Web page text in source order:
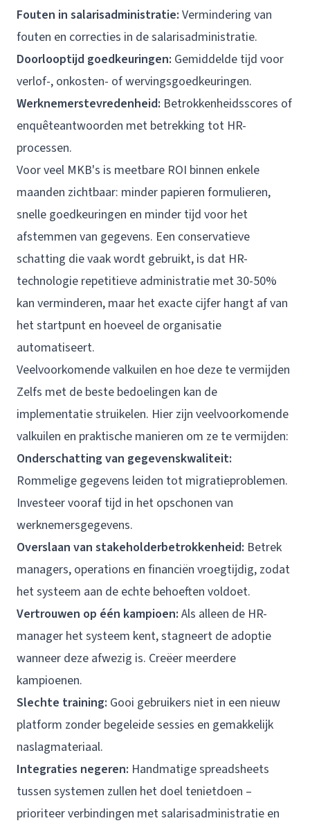
Fouten in salarisadministratie: Vermindering van
fouten en correcties in de salarisadministratie.
Doorlooptijd goedkeuringen: Gemiddelde tijd voor
verlof-, onkosten- of wervingsgoedkeuringen.
Werknemerstevredenheid: Betrokkenheidsscores of
enquêteantwoorden met betrekking tot HR-
processen.
Voor veel MKB's is meetbare ROI binnen enkele
maanden zichtbaar: minder papieren formulieren,
snelle goedkeuringen en minder tijd voor het
afstemmen van gegevens. Een conservatieve
schatting die vaak wordt gebruikt, is dat HR-
technologie repetitieve administratie met 30-50%
kan verminderen, maar het exacte cijfer hangt af van
het startpunt en hoeveel de organisatie
automatiseert.
Veelvoorkomende valkuilen en hoe deze te vermijden
Zelfs met de beste bedoelingen kan de
implementatie struikelen. Hier zijn veelvoorkomende
valkuilen en praktische manieren om ze te vermijden:
Onderschatting van gegevenskwaliteit:
Rommelige gegevens leiden tot migratieproblemen.
Investeer vooraf tijd in het opschonen van
werknemersgegevens.
Overslaan van stakeholderbetrokkenheid: Betrek
managers, operations en financiën vroegtijdig, zodat
het systeem aan de echte behoeften voldoet.
Vertrouwen op één kampioen: Als alleen de HR-
manager het systeem kent, stagneert de adoptie
wanneer deze afwezig is. Creëer meerdere
kampioenen.
Slechte training: Gooi gebruikers niet in een nieuw
platform zonder begeleide sessies en gemakkelijk
naslagmateriaal.
Integraties negeren: Handmatige spreadsheets
tussen systemen zullen het doel tenietdoen –
prioriteer verbindingen met salarisadministratie en